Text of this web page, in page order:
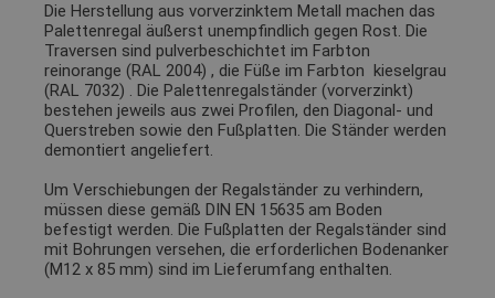
Die Herstellung aus vorverzinktem Metall machen das
Palettenregal äußerst unempfindlich gegen Rost. Die
Traversen sind pulverbeschichtet im Farbton
reinorange (RAL 2004) , die Füße im Farbton
kieselgrau
(RAL 7032) . Die Palettenregalständer (vorverzinkt)
bestehen jeweils aus zwei Profilen, den Diagonal- und
Querstreben sowie den Fußplatten. Die Ständer werden
demontiert angeliefert.
Um Verschiebungen der Regalständer zu verhindern,
müssen diese gemäß DIN EN 15635 am Boden
befestigt werden. Die Fußplatten der Regalständer sind
mit Bohrungen versehen, die erforderlichen Bodenanker
(M12 x 85 mm) sind im Lieferumfang enthalten.